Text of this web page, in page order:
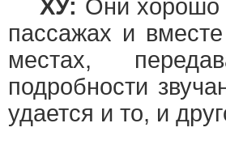
ХУ: Они хорошо
пассажах и
местах,
подробности
удается и то, и